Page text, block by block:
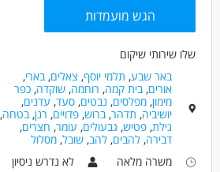
מאפייני משרה
אקדמאים ללא נסיון
הגש מועמדות
שלו שירותי שיקום
באר שבע, תלמי יוסף, צאלים,בארי,
אורים,בית קמה, רוחמה,שוקדה,כפר
מימון,מפלסים, נבטים,סעד, עדנים,
יושיביה, תדהר,ברוש,פדויים, רנן,בטחה,
גילת,פטיש, גבעולים, עומר, חצרים,
דבירה,להבים,להב,שובל,מסלול
משרה מלאה
לא נדרש ניסיון